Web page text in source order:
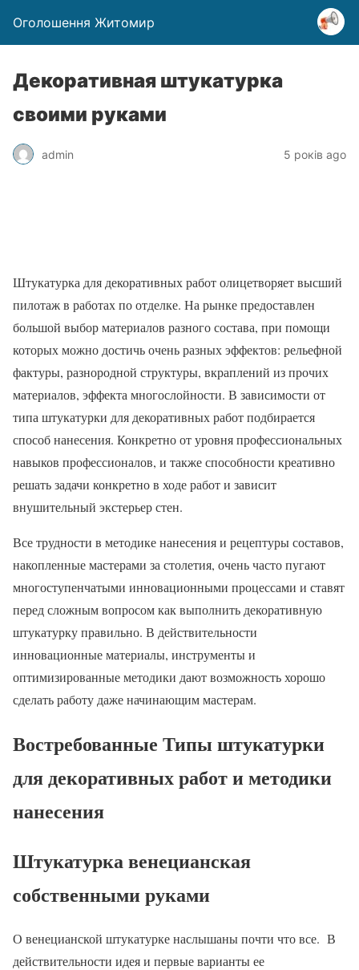
Оголошення Житомир
Декоративная штукатурка
своими руками
admin 5 років ago
Штукатурка для декоративных работ олицетворяет высший
пилотаж в работах по отделке. На рынке предоставлен
большой выбор материалов разного состава, при помощи
которых можно достичь очень разных эффектов: рельефной
фактуры, разнородной структуры, вкраплений из прочих
материалов, эффекта многослойности. В зависимости от
типа штукатурки для декоративных работ подбирается
способ нанесения. Конкретно от уровня профессиональных
навыков профессионалов, и также способности креативно
решать задачи конкретно в ходе работ и зависит
внушительный экстерьер стен.
Все трудности в методике нанесения и рецептуры составов,
накопленные мастерами за столетия, очень часто пугают
многоступенчатыми инновационными процессами и ставят
перед сложным вопросом как выполнить декоративную
штукатурку правильно. В действительности
инновационные материалы, инструменты и
оптимизированные методики дают возможность хорошо
сделать работу даже начинающим мастерам.
Востребованные Типы штукатурки
для декоративных работ и методики
нанесения
Штукатурка венецианская
собственными руками
О венецианской штукатурке наслышаны почти что все. В
действительности идея и первые варианты ее